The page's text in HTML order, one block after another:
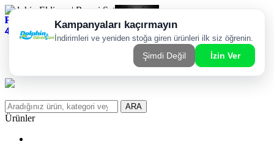
Dolphin Eldiven | Resmi Satış Sitesi
Kargom Nerede?
WhatsApp Sipariş Hattı
ARA
Ürünler